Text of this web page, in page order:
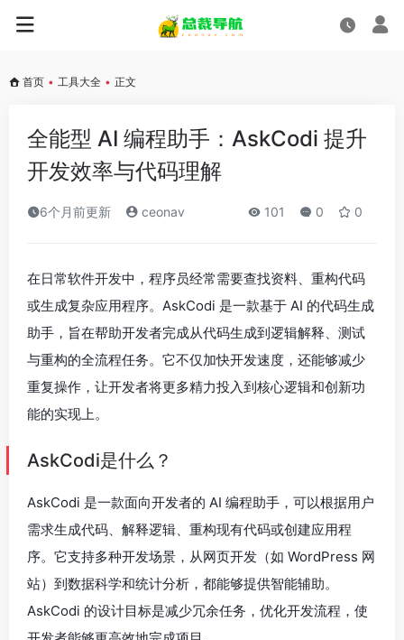
首页 • 工具大全 • 正文
全能型 AI 编程助手：AskCodi 提升
开发效率与代码理解
6个月前更新 ceonav 101 0 0
在日常软件开发中，程序员经常需要查找资料、重构代码
或生成复杂应用程序。AskCodi 是一款基于 AI 的代码生成
助手，旨在帮助开发者完成从代码生成到逻辑解释、测试
与重构的全流程任务。它不仅加快开发速度，还能够减少
重复操作，让开发者将更多精力投入到核心逻辑和创新功
能的实现上。
AskCodi是什么？
AskCodi 是一款面向开发者的 AI 编程助手，可以根据用户
需求生成代码、解释逻辑、重构现有代码或创建应用程
序。它支持多种开发场景，从网页开发（如 WordPress 网
站）到数据科学和统计分析，都能够提供智能辅助。
AskCodi 的设计目标是减少冗余任务，优化开发流程，使